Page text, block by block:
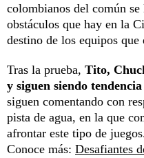
colombianos del común
obstáculos que hay en la
destino de los equipos que
Tras la prueba, Tito,
y siguen siendo tendencia
siguen comentando con
pista de agua, en la que
afrontar este tipo de
Conoce más: Desafiantes